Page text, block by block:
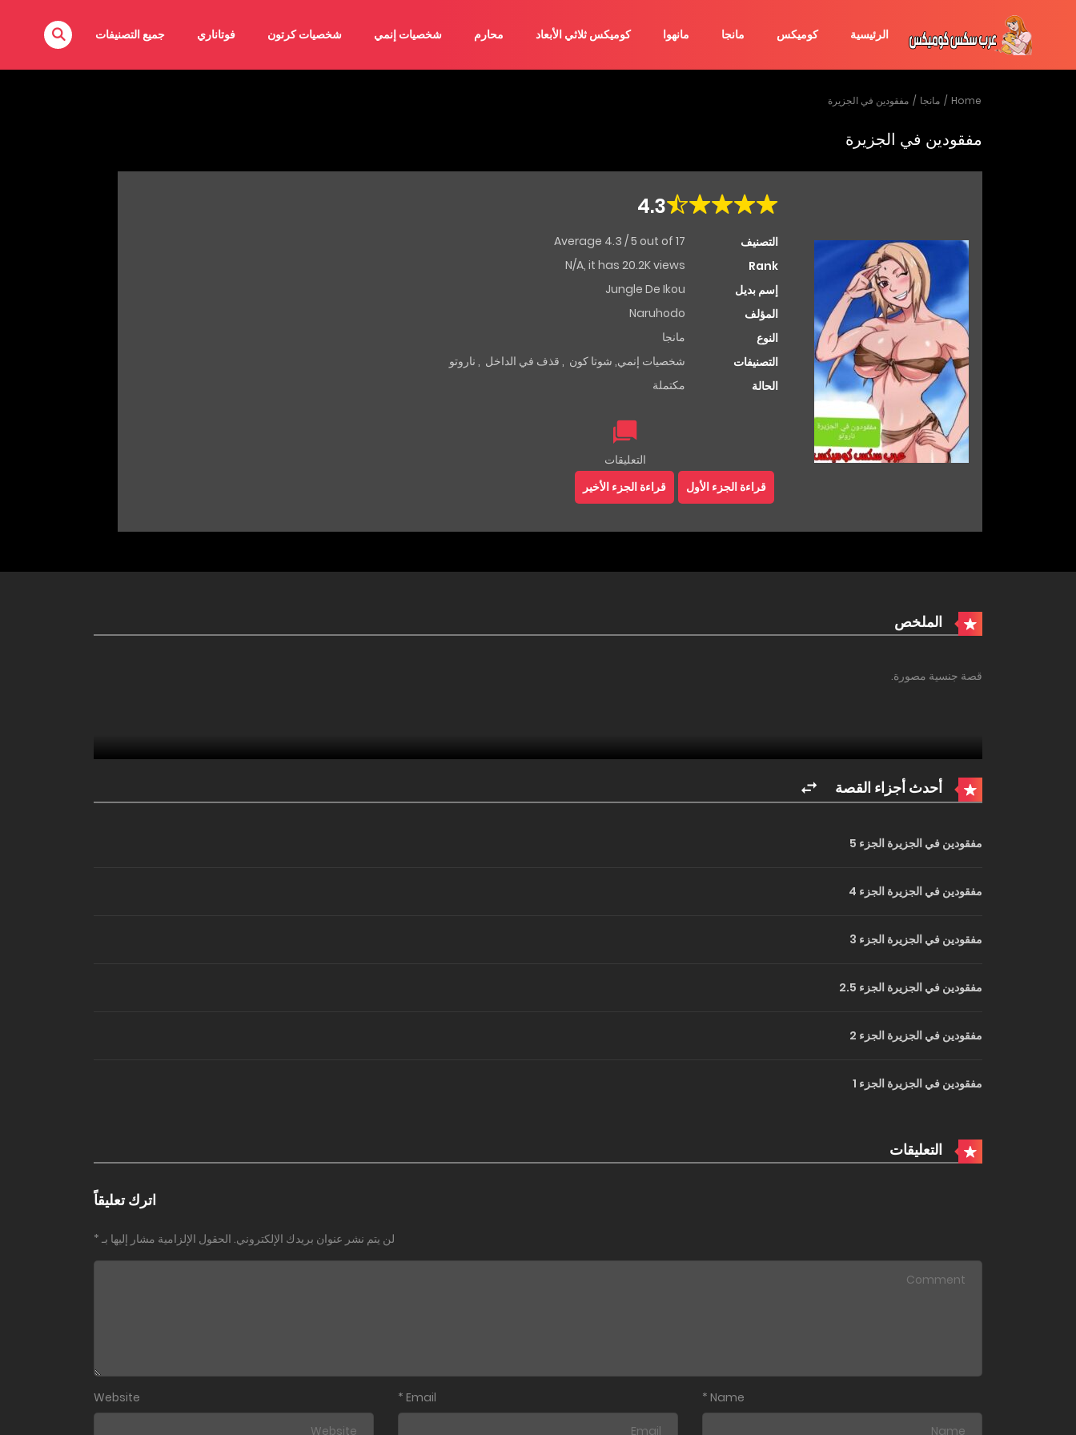
الرئيسية كوميكس مانجا مانهوا كوميكس ثلاثي الأبعاد محارم شخصيات إنمي شخصيات كرتون فوتاناري جميع التصنيفات
Home مانجا مفقودين في الجزيرة
مفقودين في الجزيرة
4.3
التصنيف Average 4.3 /5 out of 17
Rank
N/A, it has 20.2K views
إسم بديل
Jungle De Ikou
المؤلف
Naruhodo
النوع
مانجا
التصنيفات
شخصيات إنمي, شوتا كون , قذف في الداخل , ناروتو
الحالة
مكتملة
التعليقات
قراءة الجزء الأول
قراءة الجزء الأخير
الملخص
قصة جنسية مصورة.
أحدث أجزاء القصة
مفقودين في الجزيرة الجزء 5
مفقودين في الجزيرة الجزء 4
مفقودين في الجزيرة الجزء 3
مفقودين في الجزيرة الجزء 2.5
مفقودين في الجزيرة الجزء 2
مفقودين في الجزيرة الجزء 1
التعليقات
اترك تعليقاً
لن يتم نشر عنوان بريدك الإلكتروني. الحقول الإلزامية مشار إليها بـ *
Name
*
Email
*
Website